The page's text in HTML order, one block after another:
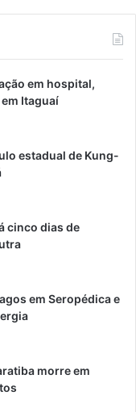
em hospital,
Itaguaí
estadual de Kung-
cinco dias de
em Seropédica e
morre em